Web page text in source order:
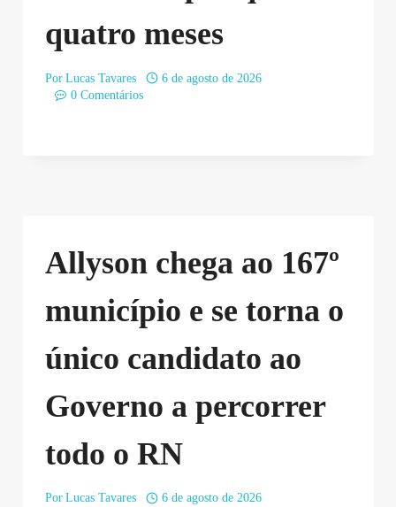
quatro meses
Por Lucas Tavares
6 de agosto de 2026
0 Comentários
Allyson chega ao 167º
município e se torna o
único candidato ao
Governo a percorrer
todo o RN
Por Lucas Tavares
6 de agosto de 2026